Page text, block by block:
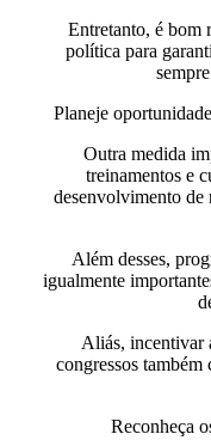
Entretanto, é bom
política para
Planeje
Outra medida
treinamentos e
desenvolvimento de
Além desses,
igualmente
Aliás, incentivar
congressos
Reconheça